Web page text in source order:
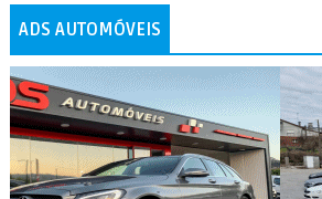
ADS AUTOMÓVEIS